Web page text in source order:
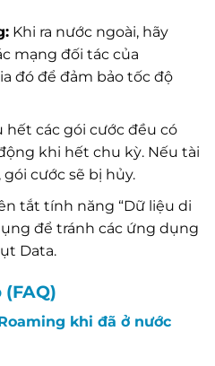
Khi ra nước ngoài, hãy
mạng đối tác của
đó để đảm bảo tốc độ
hết các gói cước đều có
khi hết chu kỳ. Nếu tài
cước sẽ bị hủy.
tắt tính năng “Dữ liệu di
để tránh các ứng dụng
Data.
khi đã ở nước